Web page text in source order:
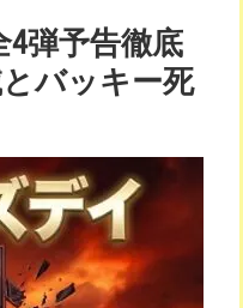
4弾予告徹底
とバッキー死